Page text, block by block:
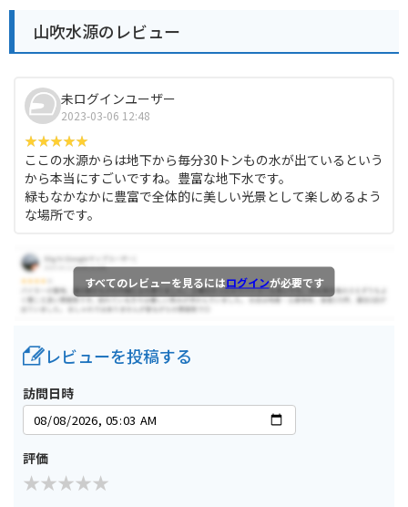
山吹水源のレビュー
未ログインユーザー
2023-03-06 12:48
ここの水源からは地下から毎分30トンもの水が出ているという
から本当にすごいですね。豊富な地下水です。
緑もなかなかに豊富で全体的に美しい光景として楽しめるよう
な場所です。
すべてのレビューを見るにはログインが必要です
レビューを投稿する
訪問日時
評価